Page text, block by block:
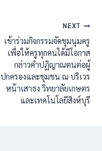
NEXT
เข้าร่วมกิจกรรมจัดชุมนุมครู
เพื่อให้ครูทุกคนได้มีโอกาส
กล่าวคำปฏิญาณตนต่อผู้
ปกครองและชุมชน ณ บริเวร
หน้าเสาธง วิทยาลัยเกษตร
และเทคโนโลยีสิงห์บุรี